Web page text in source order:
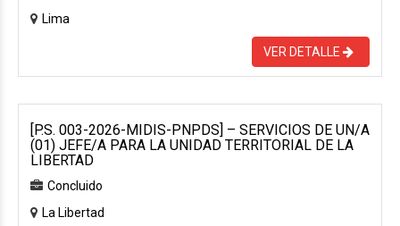
Lima
VER DETALLE
[P.S. 003-2026-MIDIS-PNPDS] – SERVICIOS DE UN/A
(01) JEFE/A PARA LA UNIDAD TERRITORIAL DE LA
LIBERTAD
Concluido
La Libertad